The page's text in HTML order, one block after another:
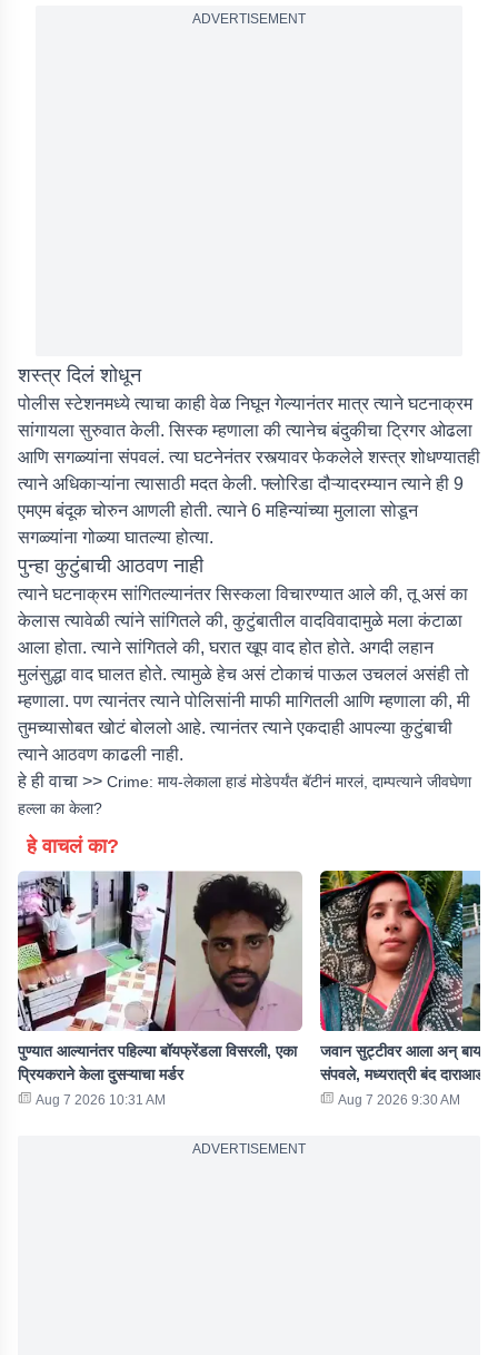
ADVERTISEMENT
शस्त्र दिलं शोधून
पोलीस स्टेशनमध्ये त्याचा काही वेळ निघून गेल्यानंतर मात्र त्याने घटनाक्रम
सांगायला सुरुवात केली. सिस्क म्हणाला की त्यानेच बंदुकीचा ट्रिगर ओढला
आणि सगळ्यांना संपवलं. त्या घटनेनंतर रस्त्यावर फेकलेले शस्त्र शोधण्यातही
त्याने अधिकाऱ्यांना त्यासाठी मदत केली. फ्लोरिडा दौऱ्यादरम्यान त्याने ही 9
एमएम बंदूक चोरुन आणली होती. त्याने 6 महिन्यांच्या मुलाला सोडून
सगळ्यांना गोळ्या घातल्या होत्या.
पुन्हा कुटुंबाची आठवण नाही
त्याने घटनाक्रम सांगितल्यानंतर सिस्कला विचारण्यात आले की, तू असं का
केलास त्यावेळी त्यांने सांगितले की, कुटुंबातील वादविवादामुळे मला कंटाळा
आला होता. त्याने सांगितले की, घरात खूप वाद होत होते. अगदी लहान
मुलंसुद्धा वाद घालत होते. त्यामुळे हेच असं टोकाचं पाऊल उचललं असंही तो
म्हणाला. पण त्यानंतर त्याने पोलिसांनी माफी मागितली आणि म्हणाला की, मी
तुमच्यासोबत खोटं बोललो आहे. त्यानंतर त्याने एकदाही आपल्या कुटुंबाची
त्याने आठवण काढली नाही.
हे ही वाचा >> Crime: माय-लेकाला हाडं मोडेपर्यंत बॅटीनं मारलं, दाम्पत्याने जीवघेणा
हल्ला का केला?
हे वाचलं का?
पुण्यात आल्यानंतर पहिल्या बॉयफ्रेंडला विसरली, एका
प्रियकराने केला दुसऱ्याचा मर्डर
Aug 7 2026 10:31 AM
जवान सुट्टीवर आला अन्
संपवले, मध्यरात्री बंद दाराआड
Aug 7 2026 9:30 AM
ADVERTISEMENT